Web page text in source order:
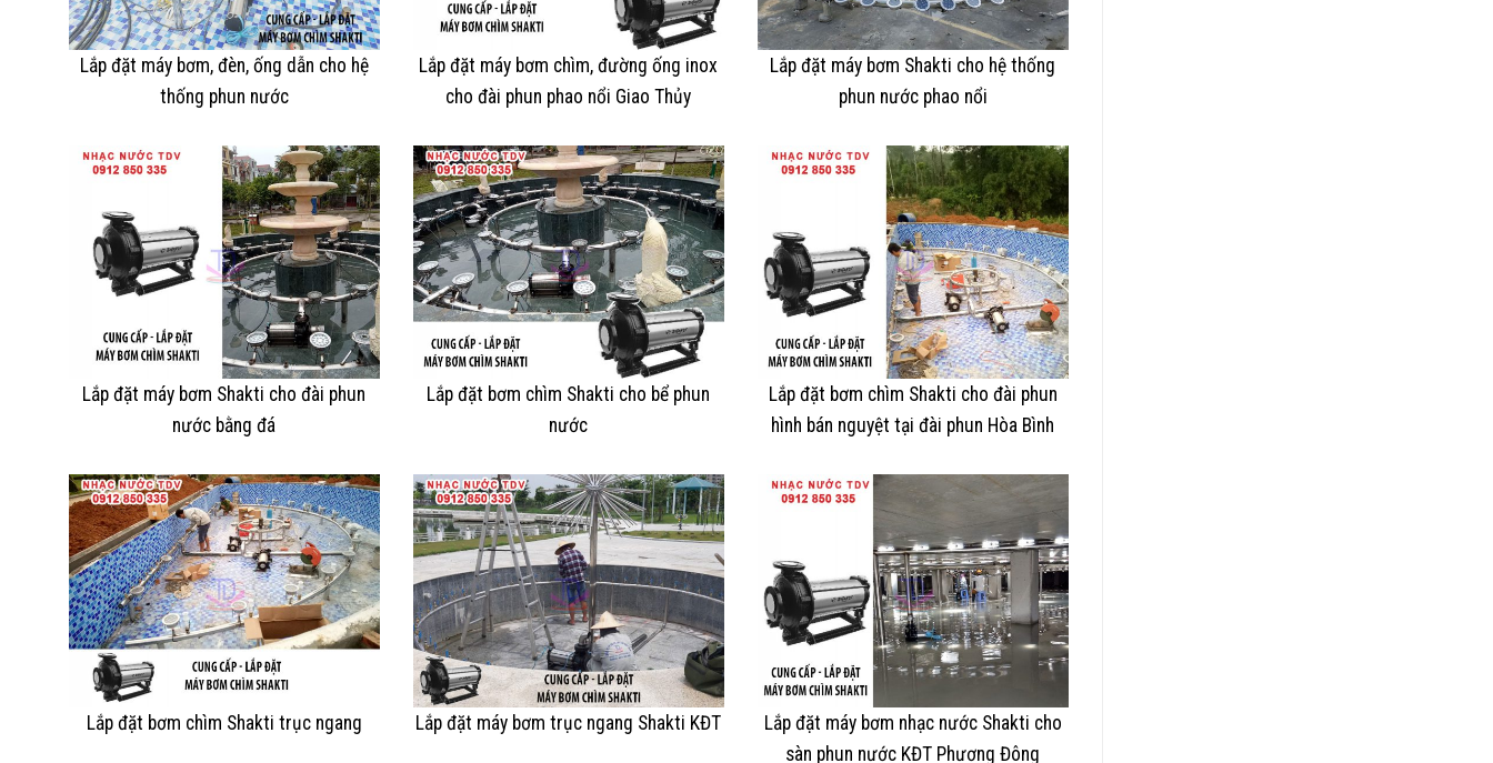
Lắp đặt máy bơm, đèn, ống dẫn cho hệ
thống phun nước
Lắp đặt máy bơm chìm, đường ống inox
cho đài phun phao nổi Giao Thủy
Lắp đặt máy bơm Shakti cho hệ thống
phun nước phao nổi
Lắp đặt máy bơm Shakti cho đài phun
nước bằng đá
Lắp đặt bơm chìm Shakti cho bể phun
nước
Lắp đặt bơm chìm Shakti cho đài phun
hình bán nguyệt tại đài phun Hòa Bình
Lắp đặt bơm chìm Shakti trục ngang Lắp đặt máy bơm trục ngang Shakti KĐT
Lắp đặt máy bơm nhạc nước Shakti cho
sàn phun nước KĐT Phương Đông